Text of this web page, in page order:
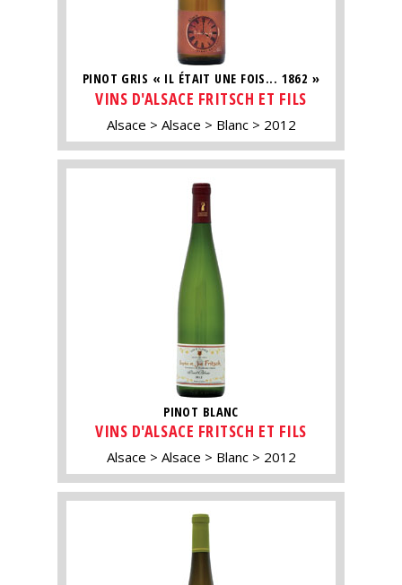
PINOT GRIS « IL ÉTAIT UNE FOIS... 1862 »
VINS D'ALSACE FRITSCH ET FILS
Alsace Alsace Blanc 2012
PINOT BLANC
VINS D'ALSACE FRITSCH ET FILS
Alsace Alsace Blanc 2012